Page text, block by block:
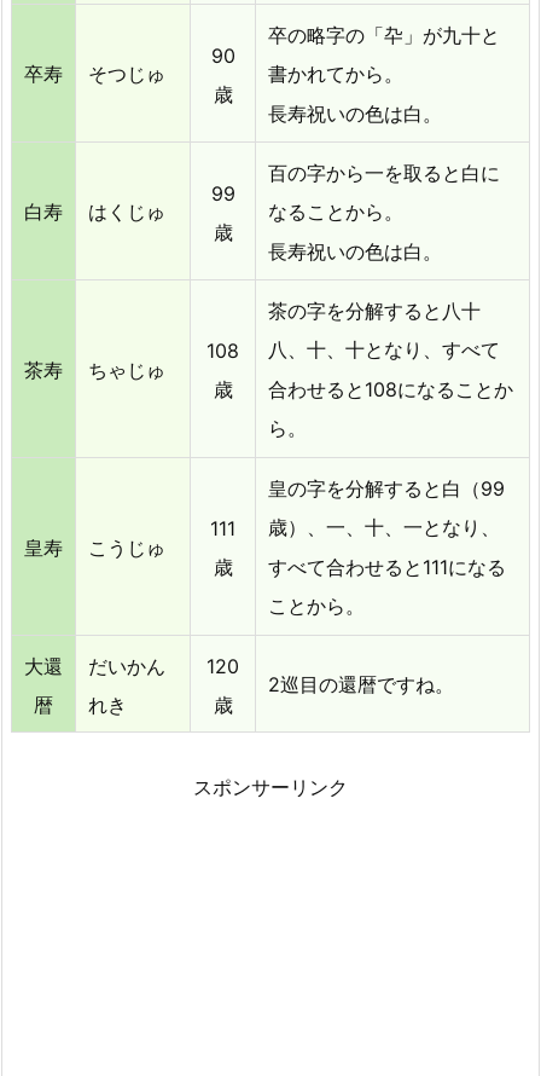
ど
を
ん
卒寿 そつじゅ
90
歳
卒の略字の「卆」が九十と
書かれてから。
長寿祝いの色は白。
白寿 はくじゅ
99
歳
百の字から一を取ると白に
なることから。
長寿祝いの色は白。
茶寿 ちゃじゅ
108
歳
茶の字を分解すると八十
八、十、十となり、すべて
合わせると108になることか
ら。
皇寿 こうじゅ
111
歳
皇の字を分解すると白（99
歳）、一、十、一となり、
すべて合わせると111になる
ことから。
大還
暦
だいかん
れき
120
歳
2巡目の還暦ですね。
スポンサーリンク